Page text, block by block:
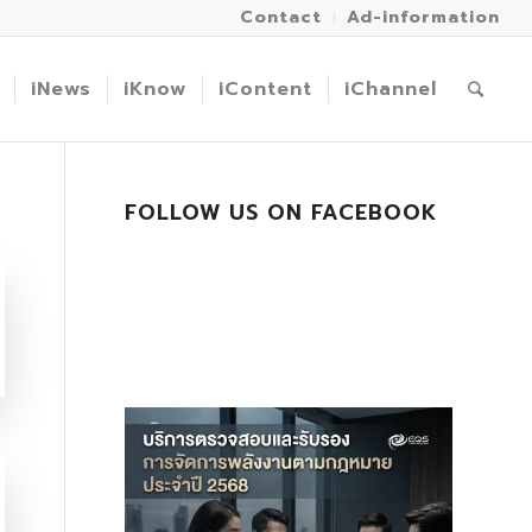
Contact Ad-information
iNews iKnow iContent iChannel
FOLLOW US ON FACEBOOK